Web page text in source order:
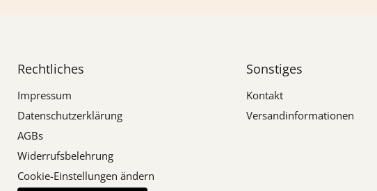
Rechtliches
Impressum
Datenschutzerklärung
AGBs
Widerrufsbelehrung
Cookie-Einstellungen ändern
Sonstiges
Kontakt
Versandinformationen